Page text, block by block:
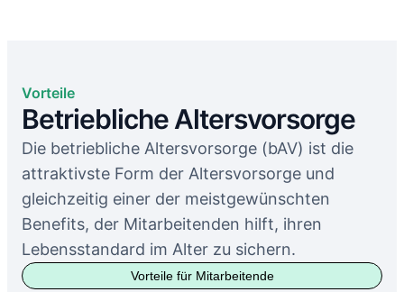
Vorteile
Betriebliche Altersvorsorge
Die betriebliche Altersvorsorge (bAV) ist die
attraktivste Form der Altersvorsorge und
gleichzeitig einer der meistgewünschten
Benefits, der Mitarbeitenden hilft, ihren
Lebensstandard im Alter zu sichern.
Vorteile für Mitarbeitende